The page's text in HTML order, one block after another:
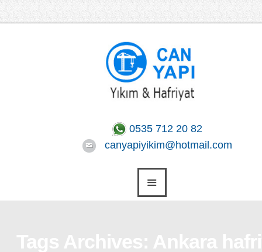
0535 712 20 82
canyapiyikim@hotmail.com